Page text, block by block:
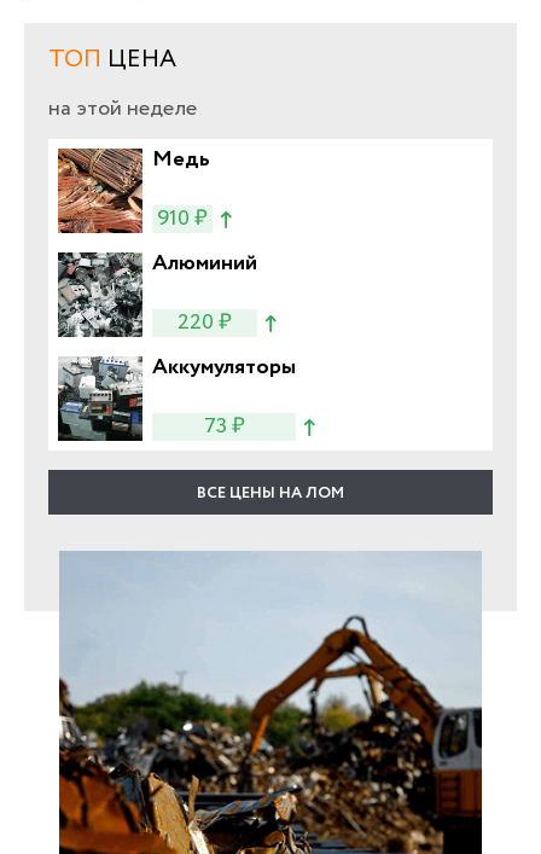
ТОП ЦЕНА
на этой неделе
Медь
910 ₽
Алюминий
220 ₽
Аккумуляторы
73 ₽
ВСЕ ЦЕНЫ НА ЛОМ